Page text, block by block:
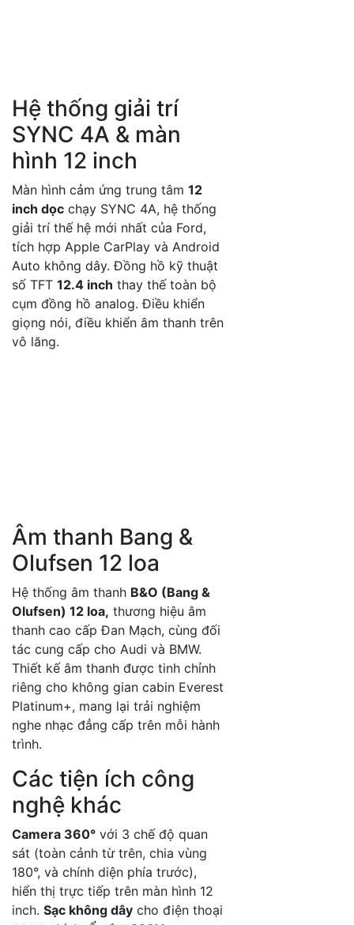
Hệ thống giải trí
SYNC 4A & màn
hình 12 inch
Màn hình cảm ứng trung tâm 12
inch dọc chạy SYNC 4A, hệ thống
giải trí thế hệ mới nhất của Ford,
tích hợp Apple CarPlay và Android
Auto không dây. Đồng hồ kỹ thuật
số TFT 12.4 inch thay thế toàn bộ
cụm đồng hồ analog. Điều khiển
giọng nói, điều khiển âm thanh trên
vô lăng.
Âm thanh Bang &
Olufsen 12 loa
Hệ thống âm thanh B&O (Bang &
Olufsen) 12 loa, thương hiệu âm
thanh cao cấp Đan Mạch, cùng đối
tác cung cấp cho Audi và BMW.
Thiết kế âm thanh được tinh chỉnh
riêng cho không gian cabin Everest
Platinum+, mang lại trải nghiệm
nghe nhạc đẳng cấp trên mỗi hành
trình.
Các tiện ích công
nghệ khác
Camera 360° với 3 chế độ quan
sát (toàn cảnh từ trên, chia vùng
180°, và chính diện phía trước),
hiển thị trực tiếp trên màn hình 12
inch. Sạc không dây cho điện thoại